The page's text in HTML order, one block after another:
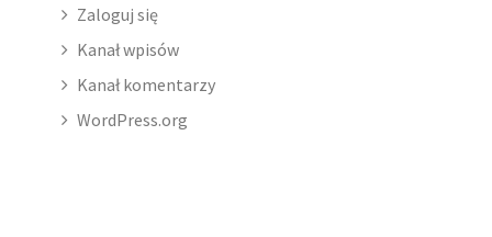
Zaloguj się
Kanał wpisów
Kanał komentarzy
WordPress.org